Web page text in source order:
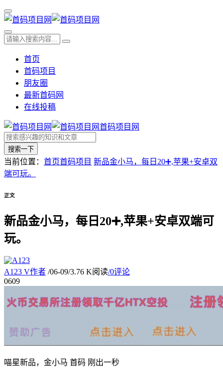
首页
首码项目
朋友圈
最新首码网
在线投稿
首码项目网
搜索一下
当前位置： 首页首码项目 新品金小马，每日20➕,苹果+安卓双
端可玩。
正文
新品金小马，每日20➕,苹果+安卓双端可
玩。
A123 V作者 /06-09/3.76 K阅读/0评论
0609
喵星新品，金小马 首码 刚出一秒